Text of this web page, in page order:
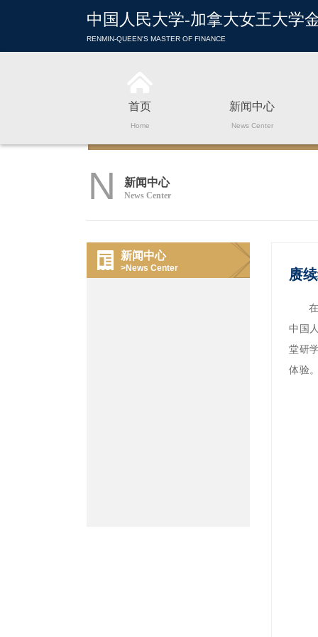
中国人民大学-加拿大女王大学
RENMIN-QUEEN'S MASTER OF FINANCE
首页
Home
新闻中心
News Center
N 新闻中心
News Center
新闻中心
>News Center 赓
中国
堂研
体验